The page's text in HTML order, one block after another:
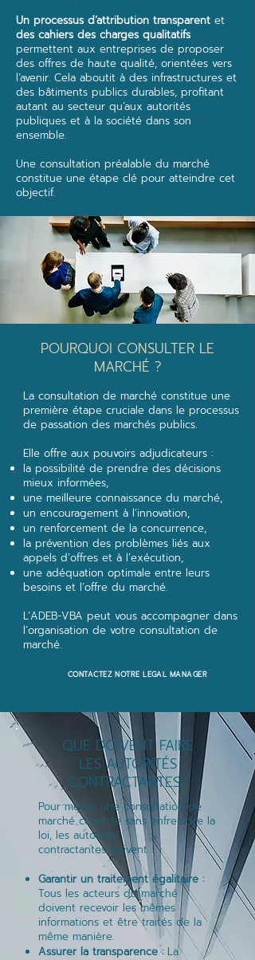
Un processus d’attribution transparent et
des cahiers des charges qualitatifs
permettent aux entreprises de proposer
des offres de haute qualité, orientées vers
l’avenir. Cela aboutit à des infrastructures et
des bâtiments publics durables, profitant
autant au secteur qu’aux autorités
publiques et à la société dans son
ensemble.
Une consultation préalable du marché
constitue une étape clé pour atteindre cet
objectif.
POURQUOI CONSULTER LE
MARCHÉ ?
La consultation de marché constitue une
première étape cruciale dans le processus
de passation des marchés publics.
Elle offre aux pouvoirs adjudicateurs :
la possibilité de prendre des décisions
mieux informées,
une meilleure connaissance du marché,
un encouragement à l’innovation,
un renforcement de la concurrence,
la prévention des problèmes liés aux
appels d’offres et à l’exécution,
une adéquation optimale entre leurs
besoins et l’offre du marché.
L’ADEB-VBA peut vous accompagner dans
l’organisation de votre consultation de
marché.
CONTACTEZ NOTRE LEGAL MANAGER
QUE DOIVENT FAIRE
LES AUTORITÉS
CONTRACTANTES?
Pour mener une consultation de
marché correcte sans enfreindre la
loi, les autorités
contractantes doivent :
Garantir un traitement égalitaire :
Tous les acteurs du marché
doivent recevoir les mêmes
informations et être traités de la
même manière.
Assurer la transparence : La